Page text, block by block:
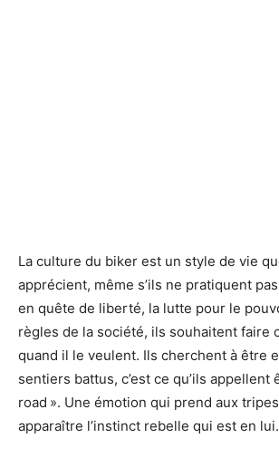
La culture du biker est un style de vie
apprécient, même s’ils ne pratiquent
en quête de liberté, la lutte pour le
règles de la société, ils souhaitent faire
quand il le veulent. Ils cherchent à être
sentiers battus, c’est ce qu’ils appellent
road ». Une émotion qui prend aux
apparaître l’instinct rebelle qui est en lui.